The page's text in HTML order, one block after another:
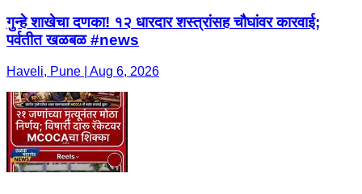
गुन्हे शाखेचा दणका! १२ धारदार शस्त्रांसह चौघांवर कारवाई;
पर्वतीत खळबळ #news
Haveli, Pune | Aug 6, 2026